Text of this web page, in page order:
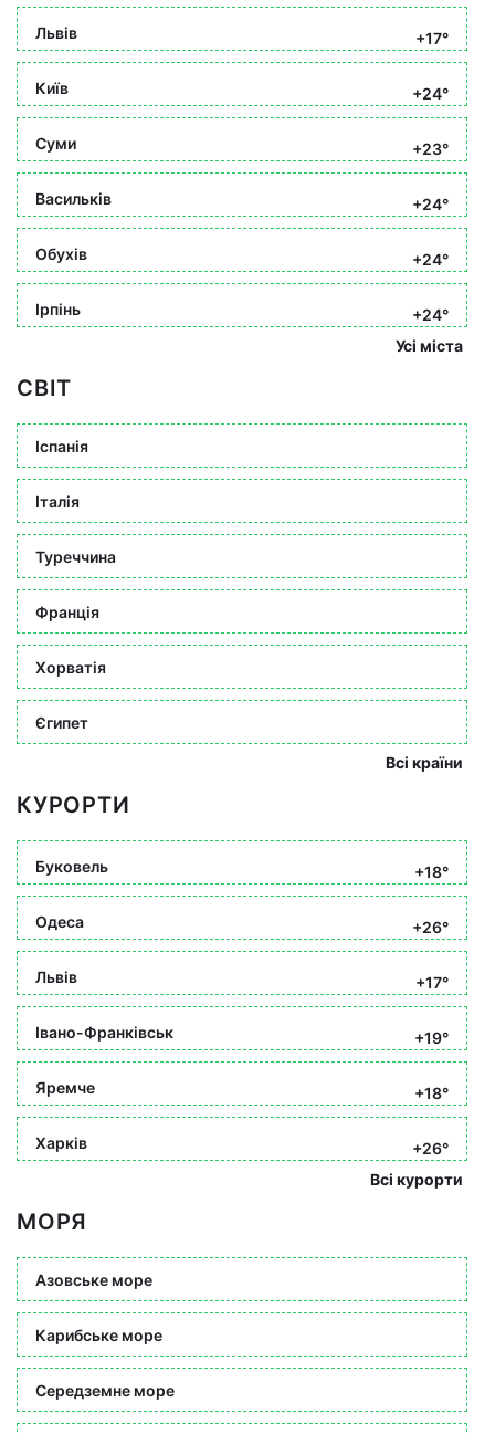
Львів +17°
Київ +24°
Суми +23°
Васильків +24°
Обухів +24°
Ірпінь
+24°
Усі міста
СВІТ
Іспанія
Італія
Туреччина
Франція
Хорватія
Єгипет
Всі країни
КУРОРТИ
Буковель +18°
Одеса +26°
Львів +17°
Івано-Франківськ +19°
Яремче +18°
Харків
+26°
Всі курорти
МОРЯ
Азовське море
Карибське море
Середземне море